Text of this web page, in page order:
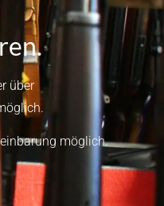
über
möglich.